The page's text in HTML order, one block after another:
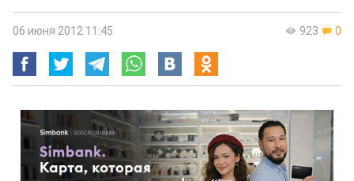
923 0
06 июня 2012 11:45